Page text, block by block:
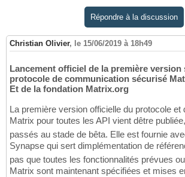
Répondre à la discussion
Christian Olivier, le 15/06/2019 à 18h49
Lancement officiel de la première version
protocole de communication sécurisé
Et de la fondation Matrix.org
La première version officielle du protocole et
Matrix pour toutes les API vient dêtre
passés au stade de bêta. Elle est fournie
Synapse qui sert dimplémentation de
pas que toutes les fonctionnalités prévues
Matrix sont maintenant spécifiées et mises